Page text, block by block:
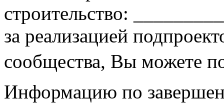
строительство:
за реализацией
сообщества, Вы можете
Информацию по